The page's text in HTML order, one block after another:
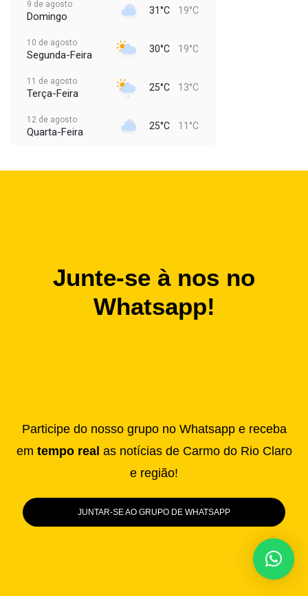
9 de agosto
Domingo 31°C 19°C
10 de agosto
Segunda-Feira 30°C 19°C
11 de agosto
Terça-Feira 25°C 13°C
12 de agosto
Quarta-Feira 25°C 11°C
Junte-se à nos no
Whatsapp!
Participe do nosso grupo no Whatsapp e receba
em tempo real as notícias de Carmo do Rio Claro
e região!
JUNTAR-SE AO GRUPO DE WHATSAPP